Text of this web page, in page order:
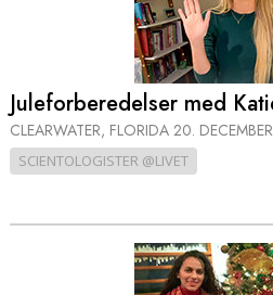
Juleforberedelser med
CLEARWATER, FLORIDA 20.
SCIENTOLOGISTER @LIVET